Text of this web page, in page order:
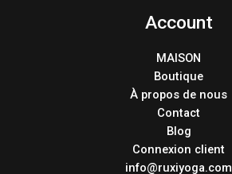
Account
MAISON
Boutique
À propos de nous
Contact
Blog
Connexion client
info@ruxiyoga.com